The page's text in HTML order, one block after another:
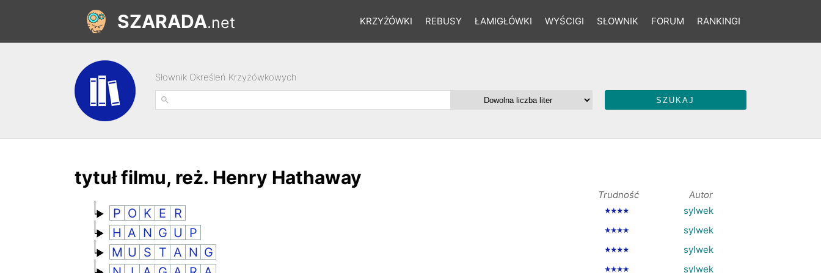
KRZYŻÓWKI REBUSY ŁAMIGŁÓWKI WYŚCIGI SŁOWNIK FORUM RANKINGI
SZARADA.net
Słownik Określeń Krzyżówkowych
tytuł filmu, reż. Henry Hathaway
Trudność Autor
P O K E R ★★★★ sylwek
H A N G U P ★★★★ sylwek
M U S T A N G ★★★★ sylwek
★★★★ sylwek